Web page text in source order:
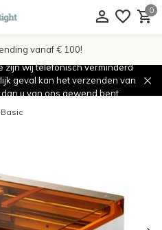
0
vanaf € 100!
zijn wij telefonisch verminderd
geval kan het verzenden van
u van ons gewend bent.